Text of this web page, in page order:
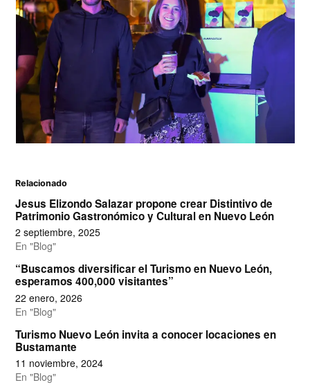
Relacionado
Jesus Elizondo Salazar propone crear Distintivo de
Patrimonio Gastronómico y Cultural en Nuevo León
2 septiembre, 2025
En "Blog"
“Buscamos diversificar el Turismo en Nuevo León,
esperamos 400,000 visitantes”
22 enero, 2026
En "Blog"
Turismo Nuevo León invita a conocer locaciones en
Bustamante
11 noviembre, 2024
En "Blog"